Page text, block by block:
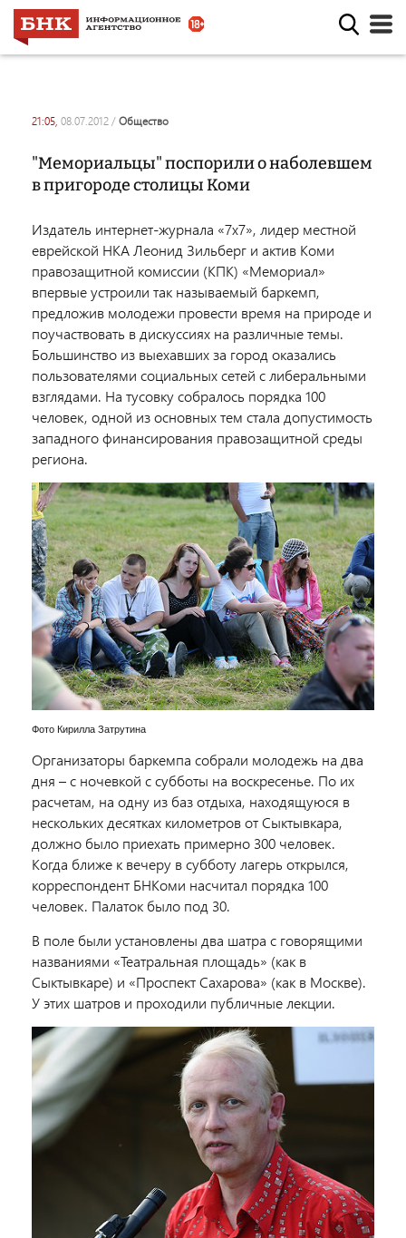
21:05, 08.07.2012 / общество
"Мемориальцы" поспорили о наболевшем
в пригороде столицы Коми
Издатель интернет-журнала «7х7», лидер местной
еврейской НКА Леонид Зильберг и актив Коми
правозащитной комиссии (КПК) «Мемориал»
впервые устроили так называемый баркемп,
предложив молодежи провести время на природе и
поучаствовать в дискуссиях на различные темы.
Большинство из выехавших за город оказались
пользователями социальных сетей с либеральными
взглядами. На тусовку собралось порядка 100
человек, одной из основных тем стала допустимость
западного финансирования правозащитной среды
региона.
Фото Кирилла Затрутина
Организаторы баркемпа собрали молодежь на два
дня – с ночевкой с субботы на воскресенье. По их
расчетам, на одну из баз отдыха, находящуюся в
нескольких десятках километров от Сыктывкара,
должно было приехать примерно 300 человек.
Когда ближе к вечеру в субботу лагерь открылся,
корреспондент БНКоми насчитал порядка 100
человек. Палаток было под 30.
В поле были установлены два шатра с говорящими
названиями «Театральная площадь» (как в
Сыктывкаре) и «Проспект Сахарова» (как в Москве).
У этих шатров и проходили публичные лекции.